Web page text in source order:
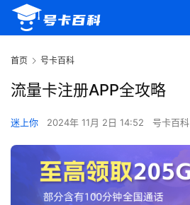
首页 号卡百科
流量卡注册APP全攻略
迷上你 2024年 11月 2日 14:52 号卡百科